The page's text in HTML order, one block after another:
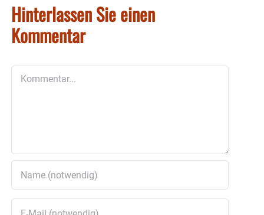
Hinterlassen Sie einen
Kommentar